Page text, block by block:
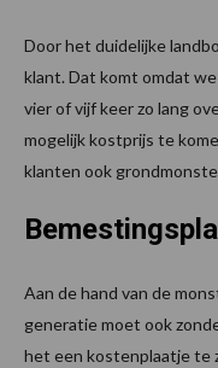
Door het duidelijke
klant. Dat komt omdat
vier of vijf keer zo lang
mogelijk kostprijs te
klanten ook
Aan de hand van de
generatie moet ook
het een kostenplaatje te